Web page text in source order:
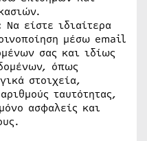
Να είστε ιδιαίτερα
μέσω email
σας και ιδίως
όπως
στοιχεία,
ταυτότητας,
ασφαλείς και